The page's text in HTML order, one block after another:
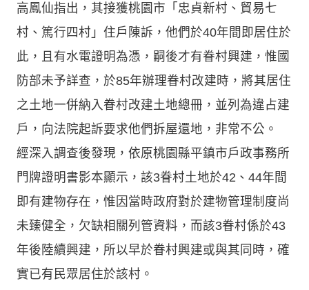
高鳳仙指出，其接獲桃園市「忠貞新村、貿易七
村、篤行四村」住戶陳訴，他們於40年間即居住於
此，且有水電證明為憑，嗣後才有眷村興建，惟國
防部未予詳查，於85年辦理眷村改建時，將其居住
之土地一併納入眷村改建土地總冊，並列為違占建
戶，向法院起訴要求他們拆屋還地，非常不公。
經深入調查後發現，依原桃園縣平鎮市戶政事務所
門牌證明書影本顯示，該3眷村土地於42、44年間
即有建物存在，惟因當時政府對於建物管理制度尚
未臻健全，欠缺相關列管資料，而該3眷村係於43
年後陸續興建，所以早於眷村興建或與其同時，確
實已有民眾居住於該村。